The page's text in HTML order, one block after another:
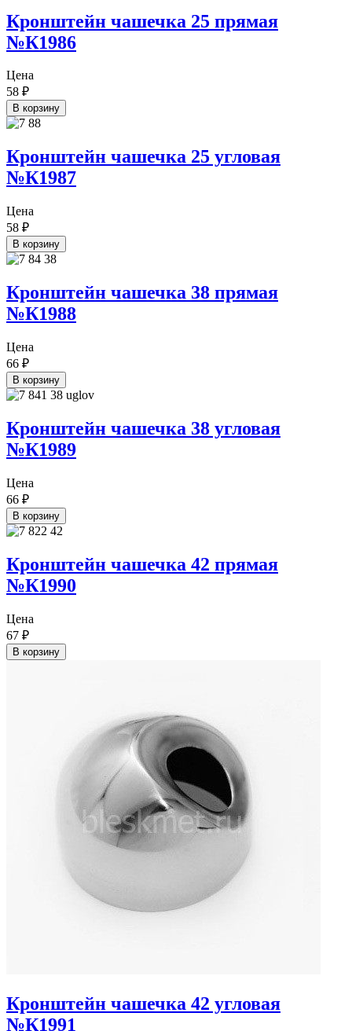
Кронштейн чашечка 25 прямая
№К1986
Цена
58 ₽
В корзину
Кронштейн чашечка 25 угловая
№К1987
Цена
58 ₽
В корзину
Кронштейн чашечка 38 прямая
№К1988
Цена
66 ₽
В корзину
Кронштейн чашечка 38 угловая
№К1989
Цена
66 ₽
В корзину
Кронштейн чашечка 42 прямая
№К1990
Цена
67 ₽
В корзину
Кронштейн чашечка 42 угловая
№К1991